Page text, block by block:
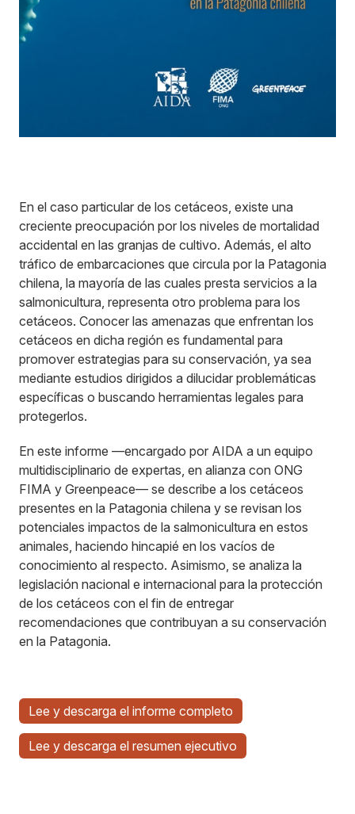
En el caso particular de los cetáceos, existe una
creciente preocupación por los niveles de mortalidad
accidental en las granjas de cultivo. Además, el alto
tráfico de embarcaciones que circula por la Patagonia
chilena, la mayoría de las cuales presta servicios a la
salmonicultura, representa otro problema para los
cetáceos. Conocer las amenazas que enfrentan los
cetáceos en dicha región es fundamental para
promover estrategias para su conservación, ya sea
mediante estudios dirigidos a dilucidar problemáticas
específicas o buscando herramientas legales para
protegerlos.
En este informe —encargado por AIDA a un equipo
multidisciplinario de expertas, en alianza con ONG
FIMA y Greenpeace— se describe a los cetáceos
presentes en la Patagonia chilena y se revisan los
potenciales impactos de la salmonicultura en estos
animales, haciendo hincapié en los vacíos de
conocimiento al respecto. Asimismo, se analiza la
legislación nacional e internacional para la protección
de los cetáceos con el fin de entregar
recomendaciones que contribuyan a su conservación
en la Patagonia.
Lee y descarga el informe completo
Lee y descarga el resumen ejecutivo